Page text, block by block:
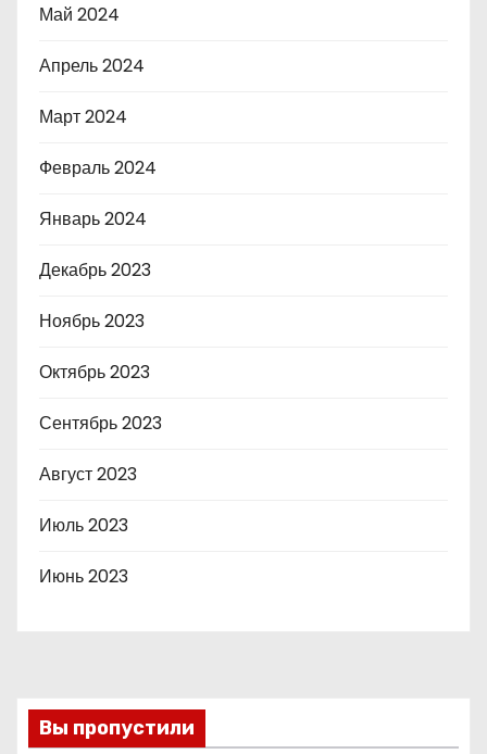
Май 2024
Апрель 2024
Март 2024
Февраль 2024
Январь 2024
Декабрь 2023
Ноябрь 2023
Октябрь 2023
Сентябрь 2023
Август 2023
Июль 2023
Июнь 2023
Вы пропустили